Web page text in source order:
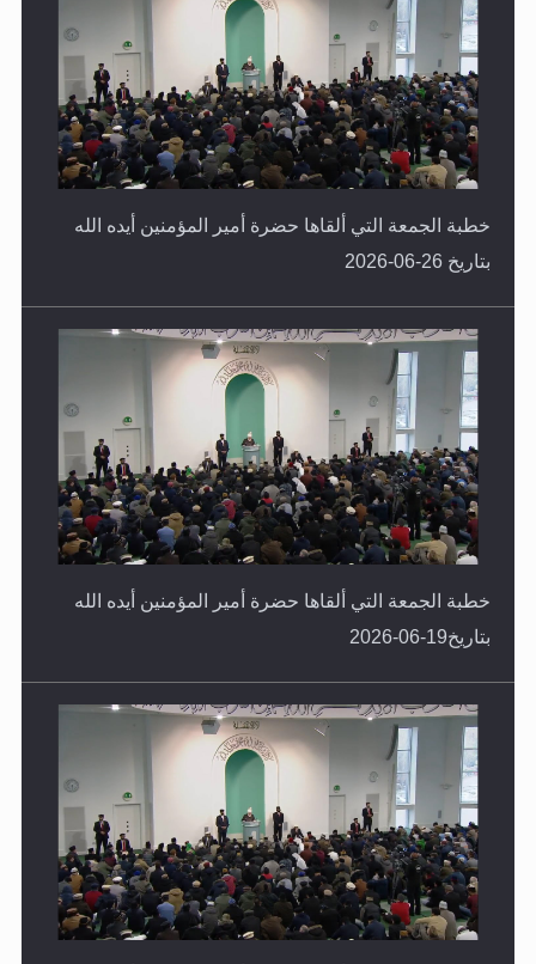
خطبة الجمعة التي ألقاها حضرة أمير المؤمنين أيده الله
بتاريخ 26-06-2026
خطبة الجمعة التي ألقاها حضرة أمير المؤمنين أيده الله
بتاريخ19-06-2026